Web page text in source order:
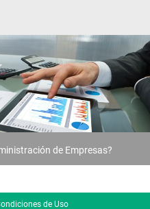
de Empresas?
de Uso